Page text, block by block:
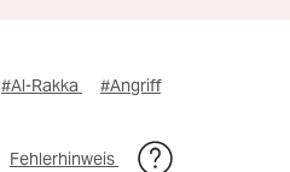
#Al-Rakka #Angriff
Fehlerhinweis